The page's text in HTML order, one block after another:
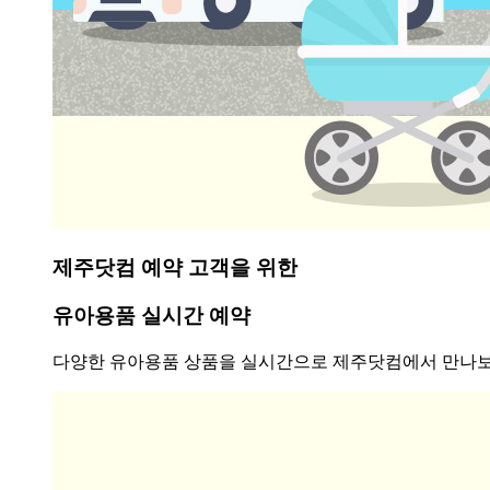
제주닷컴 예약 고객을 위한
유아용품 실시간 예약
다양한 유아용품 상품을 실시간으로 제주닷컴에서 만나